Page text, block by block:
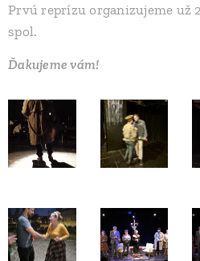
Prvú reprízu organizujeme už
spol.
Ďakujeme vám!